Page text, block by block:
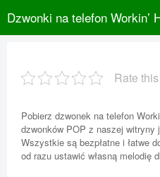
Dzwonki na telefon Workin’
Rate
Pobierz dzwonek na telefon
dzwonków POP z naszej witryny
Wszystkie są bezpłatne i łatwe
od razu ustawić własną melodię